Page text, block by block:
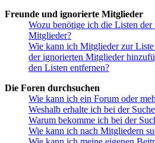
Freunde und ignorierte Mitglieder
Wozu benötige ich die Listen
Mitglieder?
Wie kann ich Mitglieder zur
der ignorierten Mitglieder
den Listen entfernen?
Die Foren durchsuchen
Wie kann ich ein Forum oder
Weshalb erhalte ich bei der
Warum bekomme ich bei der
Wie kann ich nach Mitgliedern